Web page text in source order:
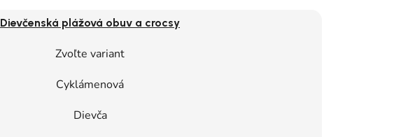
Dievčenská plážová obuv a crocsy
Zvoľte variant
Cyklámenová
Dievča